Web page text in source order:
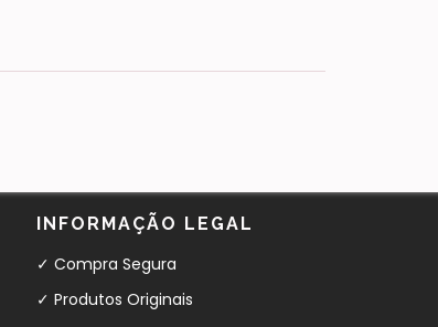
INFORMAÇÃO LEGAL
✓ Compra Segura
✓ Produtos Originais